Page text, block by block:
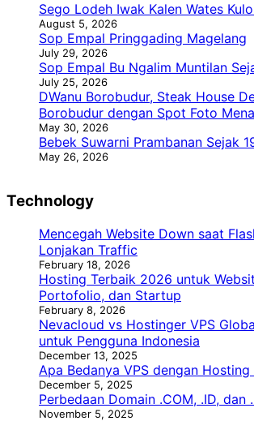
Sego Lodeh Iwak Kalen Wates
August 5, 2026
Sop Empal Pringgading Magelang
July 29, 2026
Sop Empal Bu Ngalim Muntilan
July 25, 2026
DWanu Borobudur, Steak House
Borobudur dengan Spot Foto
May 30, 2026
Bebek Suwarni Prambanan Sejak
May 26, 2026
Technology
Mencegah Website Down saat
Lonjakan Traffic
February 18, 2026
Hosting Terbaik 2026 untuk
Portofolio, dan Startup
February 8, 2026
Nevacloud vs Hostinger VPS
untuk Pengguna Indonesia
December 13, 2025
Apa Bedanya VPS dengan Hosting
December 5, 2025
Perbedaan Domain .COM, .ID, dan
November 5, 2025